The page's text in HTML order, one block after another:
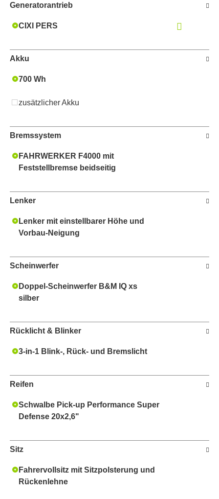
Generatorantrieb
CIXI PERS
Akku
700 Wh
zusätzlicher Akku
Bremssystem
FAHRWERKER F4000 mit
Feststellbremse beidseitig
Lenker
Lenker mit einstellbarer Höhe und
Vorbau-Neigung
Scheinwerfer
Doppel-Scheinwerfer B&M IQ xs
silber
Rücklicht & Blinker
3-in-1 Blink-, Rück- und Bremslicht
Reifen
Schwalbe Pick-up Performance Super
Defense 20x2,6"
Sitz
Fahrervollsitz mit Sitzpolsterung und
Rückenlehne